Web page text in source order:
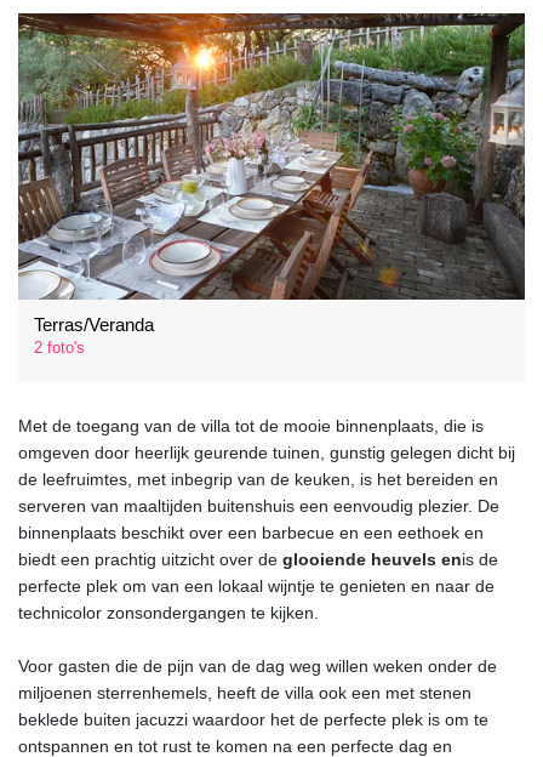
Terras/Veranda
2 foto's
Met de toegang van de villa tot de mooie binnenplaats, die is
omgeven door heerlijk geurende tuinen, gunstig gelegen dicht bij
de leefruimtes, met inbegrip van de keuken, is het bereiden en
serveren van maaltijden buitenshuis een eenvoudig plezier. De
binnenplaats beschikt over een barbecue en een eethoek en
biedt een prachtig uitzicht over de glooiende heuvels enis de
perfecte plek om van een lokaal wijntje te genieten en naar de
technicolor zonsondergangen te kijken.
Voor gasten die de pijn van de dag weg willen weken onder de
miljoenen sterrenhemels, heeft de villa ook een met stenen
beklede buiten jacuzzi waardoor het de perfecte plek is om te
ontspannen en tot rust te komen na een perfecte dag en